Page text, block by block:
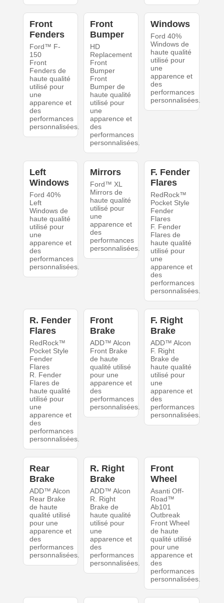
Front
Fenders
Ford™ F-
150
Front
Fenders de
haute qualité
utilisé pour
une
apparence et
des
performances
personnalisées.
Front
Bumper
HD
Replacement
Front
Bumper
Front
Bumper de
haute qualité
utilisé pour
une
apparence et
des
performances
personnalisées.
Windows
Ford 40%
Windows de
haute qualité
utilisé pour
une
apparence et
des
performances
personnalisées.
Left
Windows
Ford 40%
Left
Windows de
haute qualité
utilisé pour
une
apparence et
des
performances
personnalisées.
Mirrors
Ford™ XL
Mirrors de
haute qualité
utilisé pour
une
apparence et
des
performances
personnalisées.
F. Fender
Flares
RedRock™
Pocket Style
Fender
Flares
F. Fender
Flares de
haute qualité
utilisé pour
une
apparence et
des
performances
personnalisées.
R. Fender
Flares
RedRock™
Pocket Style
Fender
Flares
R. Fender
Flares de
haute qualité
utilisé pour
une
apparence et
des
performances
personnalisées.
Front
Brake
ADD™ Alcon
Front Brake
de haute
qualité utilisé
pour une
apparence et
des
performances
personnalisées.
F. Right
Brake
ADD™ Alcon
F. Right
Brake de
haute qualité
utilisé pour
une
apparence et
des
performances
personnalisées.
Rear
Brake
ADD™ Alcon
Rear Brake
de haute
qualité utilisé
pour une
apparence et
des
performances
personnalisées.
R. Right
Brake
ADD™ Alcon
R. Right
Brake de
haute qualité
utilisé pour
une
apparence et
des
performances
personnalisées.
Front
Wheel
Asanti Off-
Road™
Ab101
Outbreak
Front Wheel
de haute
qualité utilisé
pour une
apparence et
des
performances
personnalisées.